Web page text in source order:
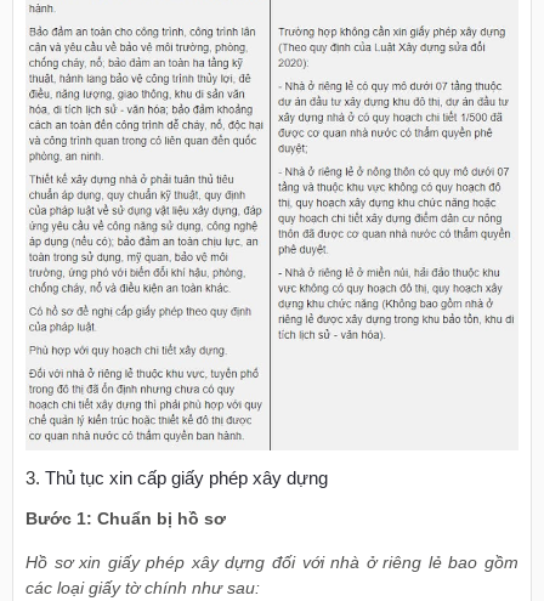
3. Thủ tục xin cấp giấy phép xây dựng
Bước 1: Chuẩn bị hồ sơ
Hồ sơ xin giấy phép xây dựng đối với nhà ở riêng lẻ bao gồm
các loại giấy tờ chính như sau: